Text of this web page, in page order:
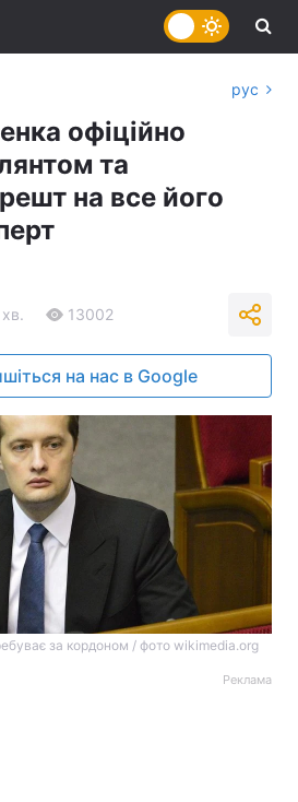
рус
офіційно
та
на все його
13002
на нас в Google
за кордоном / фото wikimedia.org
Реклама